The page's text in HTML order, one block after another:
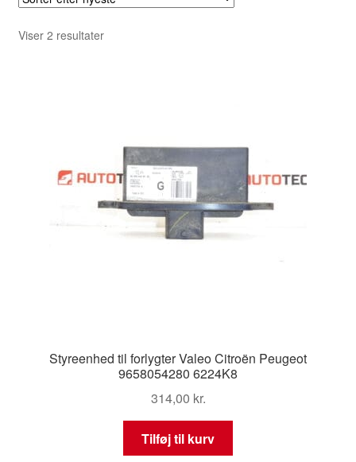
Klageprocedure
Viser 2 resultaterSorteret
Styreenhed til forlygter Valeo Citroën Peugeot
9658054280 6224K8
314,00 kr.
Tilføj til kurv